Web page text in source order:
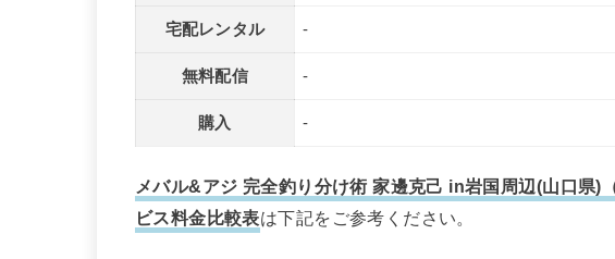
宅配レンタル -
無料配信 -
購入 -
メバル&アジ 完全釣り分け術 家邊克己 in岩国周辺(山口県)
ビス料金比較表は下記をご参考ください。